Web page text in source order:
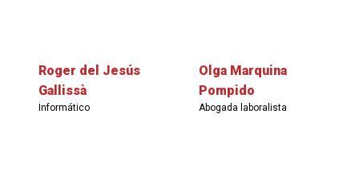
Roger del Jesús
Gallissà
Informático
Olga Marquina
Pompido
Abogada laboralista